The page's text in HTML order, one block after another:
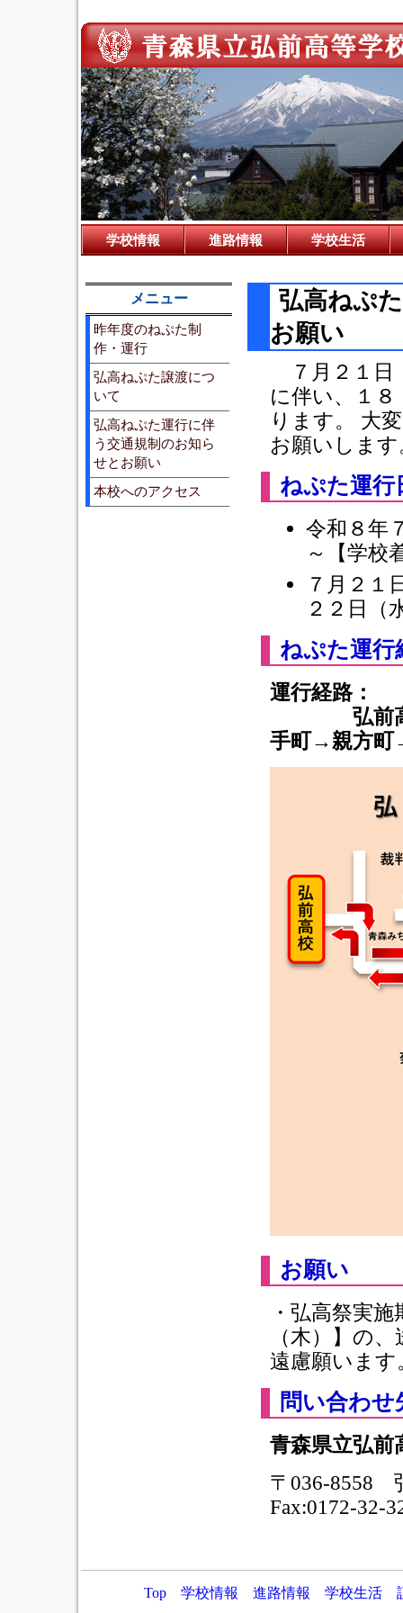
学校情報 進路情報 学校生活
弘高ねぷ
お願い
７月２１日
に伴い、１
ります。 大
お願いします
ねぷた運行
令和８年
～【学校
７月２１
２２日（
ねぷた運行
運行経路：
弘前高校
手町→親方町
お願い
・弘高祭実
（木）】の
遠慮願います
問い合わせ
青森県立弘前
〒036-8558
Fax:0172-32-
メニュー
昨年度のねぷた制
作・運行
弘高ねぷた譲渡につ
いて
弘高ねぷた運行に伴
う交通規制のお知ら
せとお願い
本校へのアクセス
Top 学校情報 進路情報 学校生活